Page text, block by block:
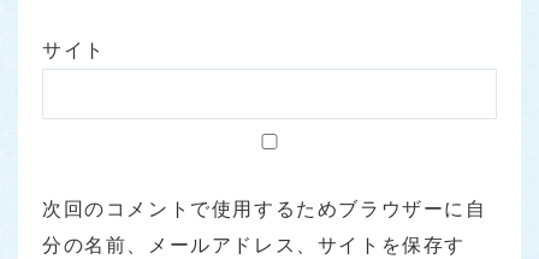
サイト
次回のコメントで使用するためブラウザーに自
分の名前、メールアドレス、サイトを保存す